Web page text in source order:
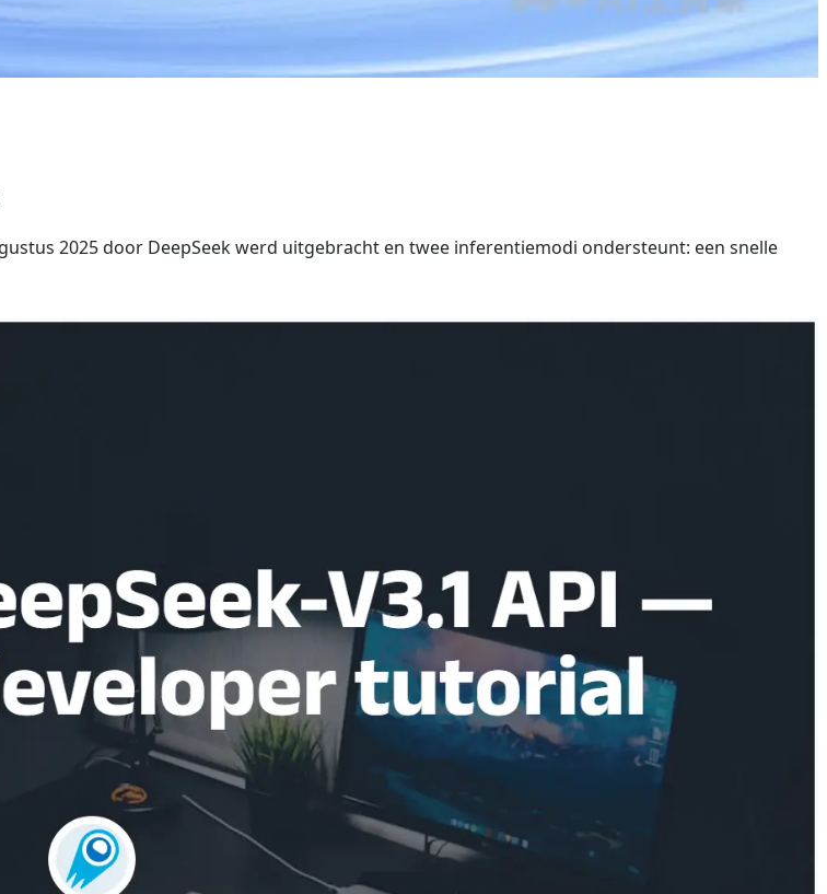
2025 door DeepSeek werd uitgebracht en twee inferentiemodi ondersteunt: een snelle